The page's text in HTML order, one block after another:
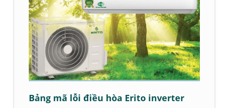
Bảng mã lỗi điều hòa Erito inverter